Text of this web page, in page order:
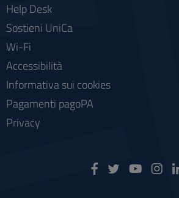
Help Desk
Sostieni UniCa
Wi-Fi
Accessibilità
Informativa sui cookies
Pagamenti pagoPA
Privacy